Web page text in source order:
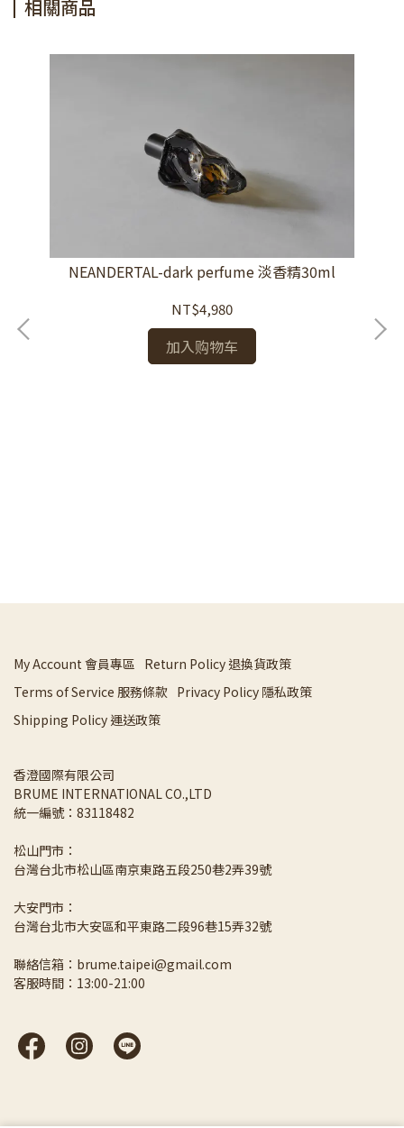
相關商品
NEANDERTAL-dark perfume 淡香精30ml
NT$4,980
加入购物车
My Account 會員專區 Return Policy 退換貨政策
Terms of Service 服務條款 Privacy Policy 隱私政策
Shipping Policy 運送政策
香澄國際有限公司
BRUME INTERNATIONAL CO.,LTD
統一編號：83118482
松山門市：
台灣台北市松山區南京東路五段250巷2弄39號
大安門市：
台灣台北市大安區和平東路二段96巷15弄32號
聯絡信箱：brume.taipei@gmail.com
客服時間：13:00-21:00